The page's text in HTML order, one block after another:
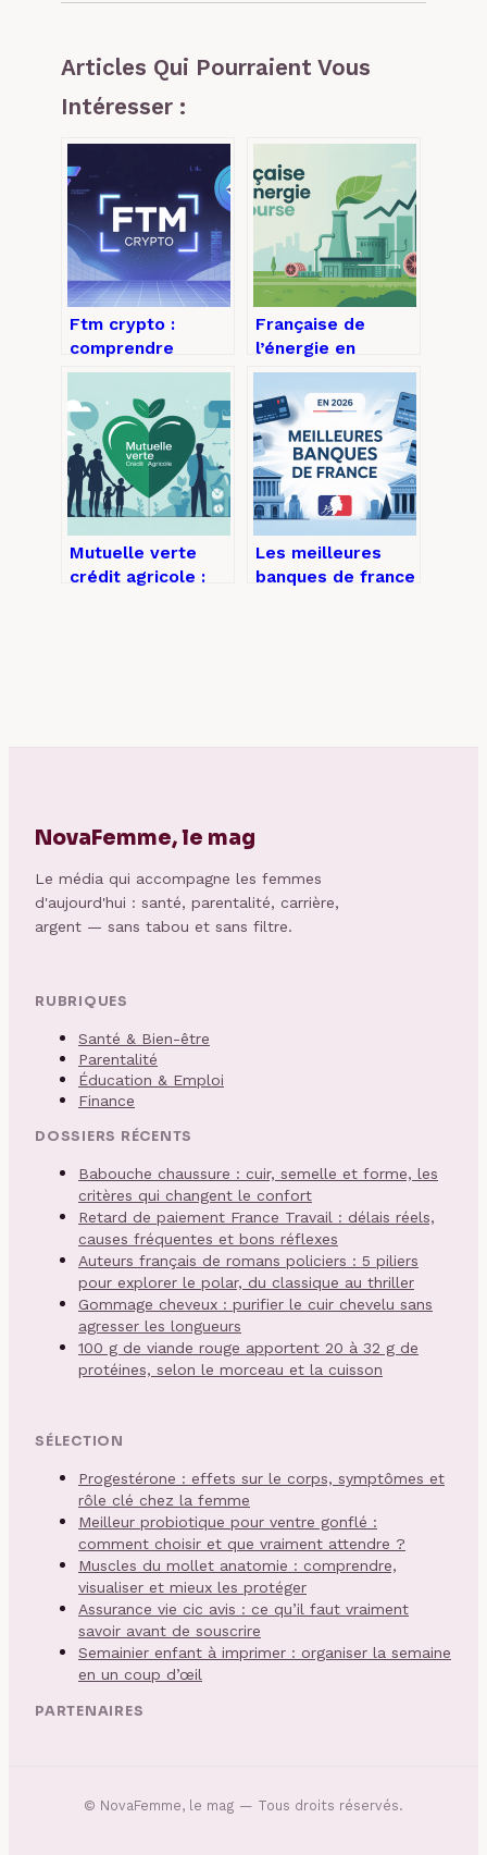
Articles Qui Pourraient Vous
Intéresser :
Ftm crypto :
comprendre
fantom, son cours
et son potentiel
Française de
l’énergie en
bourse : analyse,
perspectives et
points de vigilance
Mutuelle verte
crédit agricole :
Les meilleures
banques de france
NovaFemme, le mag
Le média qui accompagne les femmes
d'aujourd'hui : santé, parentalité, carrière,
argent — sans tabou et sans filtre.
RUBRIQUES
Santé & Bien-être
Parentalité
Éducation & Emploi
Finance
DOSSIERS RÉCENTS
Babouche chaussure : cuir, semelle et forme, les
critères qui changent le confort
Retard de paiement France Travail : délais réels,
causes fréquentes et bons réflexes
Auteurs français de romans policiers : 5 piliers
pour explorer le polar, du classique au thriller
Gommage cheveux : purifier le cuir chevelu sans
agresser les longueurs
100 g de viande rouge apportent 20 à 32 g de
protéines, selon le morceau et la cuisson
SÉLECTION
Progestérone : effets sur le corps, symptômes et
rôle clé chez la femme
Meilleur probiotique pour ventre gonflé :
comment choisir et que vraiment attendre ?
Muscles du mollet anatomie : comprendre,
visualiser et mieux les protéger
Assurance vie cic avis : ce qu’il faut vraiment
savoir avant de souscrire
Semainier enfant à imprimer : organiser la semaine
en un coup d’œil
PARTENAIRES
© NovaFemme, le mag — Tous droits réservés.